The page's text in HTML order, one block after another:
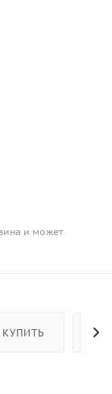
и может
КУПИТЬ